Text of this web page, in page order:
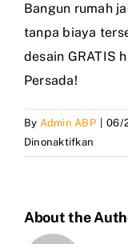
Bangun rumah
tanpa biaya
desain GRATIS
Persada!
By Admin ABP 06/
Dinonaktifkan
Biaya
About the